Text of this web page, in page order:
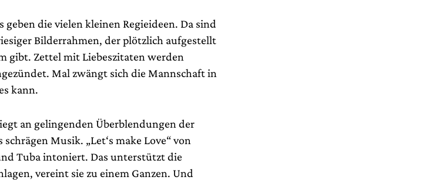
geben die vielen kleinen Regieideen. Da sind
Bilderrahmen, der plötzlich aufgestellt
gibt. Zettel mit Liebeszitaten werden
Mal zwängt sich die Mannschaft in
kann.
an gelingenden Überblendungen der
Musik. „Let‘s make Love“ von
Tuba intoniert. Das unterstützt die
vereint sie zu einem Ganzen. Und